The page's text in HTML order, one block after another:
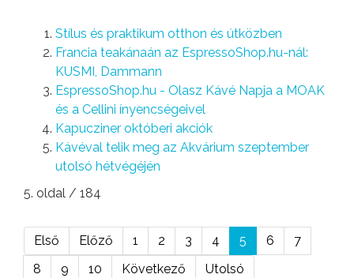
Stílus és praktikum otthon és útközben
Francia teakánaán az EspressoShop.hu-nál:
KUSMI, Dammann
EspressoShop.hu - Olasz Kávé Napja a MOAK
és a Cellini ínyencségeivel
Kapucziner októberi akciók
Kávéval telik meg az Akvárium szeptember
utolsó hétvégéjén
5. oldal / 184
Első Előző 1 2 3 4 5 6
7
8
9 10 Következő Utolsó